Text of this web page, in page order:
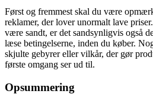
Først og fremmest skal du være
reklamer, der lover unormalt lave
være sandt, er det sandsynligvis også
læse betingelserne, inden du køber.
skjulte gebyrer eller vilkår, der gør
første omgang ser ud til.
Opsummering